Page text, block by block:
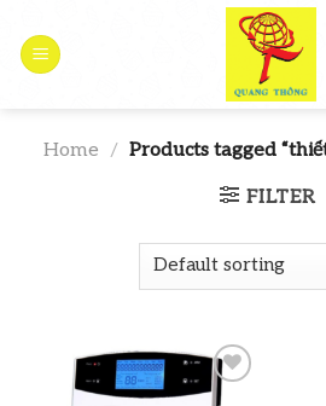
content
Home / Products tagged
FILTER